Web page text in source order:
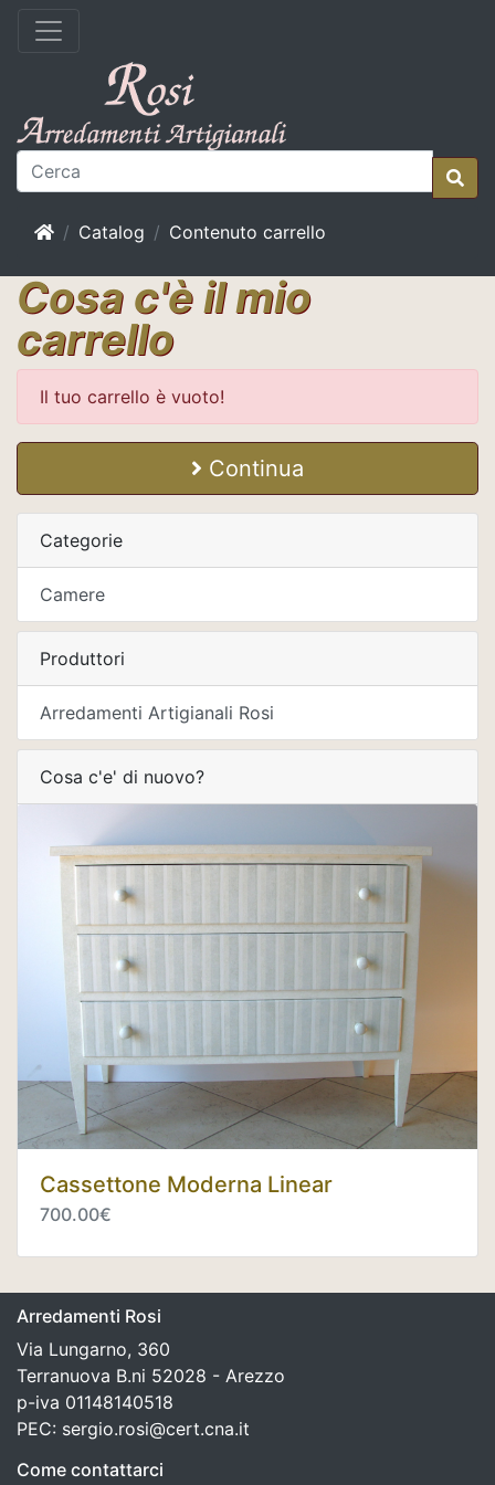
HomeCatalog Contenuto carrello
Cosa c'è il mio
carrello
Il tuo carrello è vuoto!
Continua
Categorie
Camere
Produttori
Arredamenti Artigianali Rosi
Cosa c'e' di nuovo?
Cassettone Moderna Linear
700.00€
Arredamenti Rosi
Via Lungarno, 360
Terranuova B.ni 52028 - Arezzo
p-iva 01148140518
PEC: sergio.rosi@cert.cna.it
Come contattarci